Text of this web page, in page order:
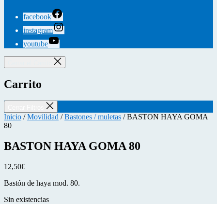
facebook
instagram
youtube
Carrito
Inicio /Movilidad /Bastones / muletas / BASTON HAYA GOMA
80
BASTON HAYA GOMA 80
12,50€
Bastón de haya mod. 80.
Sin existencias